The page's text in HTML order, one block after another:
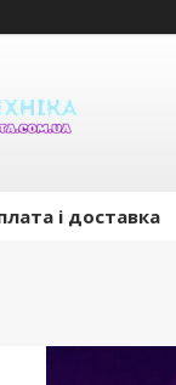
і доставка